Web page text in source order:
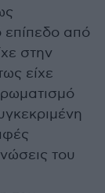
επίπεδο από
στην
είχε
του